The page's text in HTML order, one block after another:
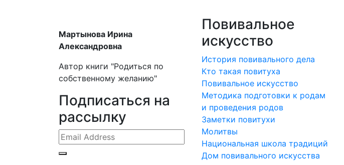
Мартынова Ирина
Александровна
Автор книги "Родиться по
собственному желанию"
Подписаться на
рассылку
Повивальное
искусство
История повивального дела
Кто такая повитуха
Повивальное искусство
Методика подготовки к родам
и проведения родов
Заметки повитухи
Молитвы
Национальная школа традиций
Дом повивального искусства